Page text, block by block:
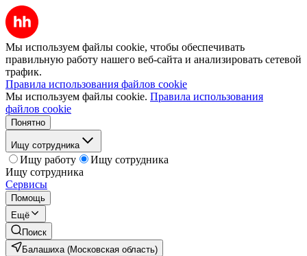
Мы используем файлы cookie, чтобы обеспечивать
правильную работу нашего веб-сайта и анализировать сетевой
трафик.
Правила использования файлов cookie
Мы используем файлы cookie. Правила использования
файлов cookie
Понятно
Ищу сотрудника
Ищу работу
Ищу сотрудника
Ищу сотрудника
Сервисы
Помощь
Ещё
Поиск
Балашиха (Московская область)